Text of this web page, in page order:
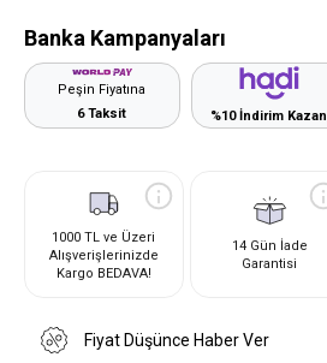
Banka Kampanyaları
Peşin Fiyatına
6 Taksit
%10 İndirim Kazan
1000 TL ve Üzeri
Alışverişlerinizde
Kargo BEDAVA!
14 Gün İade
Garantisi
Fiyat Düşünce Haber Ver